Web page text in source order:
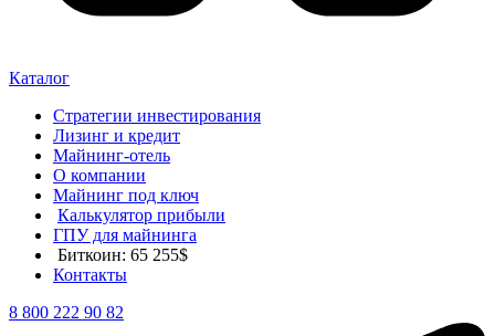
Каталог
Стратегии инвестирования
Лизинг и кредит
Майнинг-отель
О компании
Майнинг под ключ
Калькулятор прибыли
ГПУ для майнинга
Биткоин: 65 255$
Контакты
8 800 222 90 82